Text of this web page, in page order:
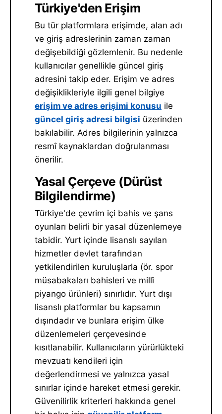
Türkiye'den Erişim
Bu tür platformlara erişimde, alan adı
ve giriş adreslerinin zaman zaman
değişebildiği gözlemlenir. Bu nedenle
kullanıcılar genellikle güncel giriş
adresini takip eder. Erişim ve adres
değişiklikleriyle ilgili genel bilgiye
erişim ve adres erişimi konusu ile
güncel giriş adresi bilgisi üzerinden
bakılabilir. Adres bilgilerinin yalnızca
resmî kaynaklardan doğrulanması
önerilir.
Yasal Çerçeve (Dürüst
Bilgilendirme)
Türkiye'de çevrim içi bahis ve şans
oyunları belirli bir yasal düzenlemeye
tabidir. Yurt içinde lisanslı sayılan
hizmetler devlet tarafından
yetkilendirilen kuruluşlarla (ör. spor
müsabakaları bahisleri ve millî
piyango ürünleri) sınırlıdır. Yurt dışı
lisanslı platformlar bu kapsamın
dışındadır ve bunlara erişim ülke
düzenlemeleri çerçevesinde
kısıtlanabilir. Kullanıcıların yürürlükteki
mevzuatı kendileri için
değerlendirmesi ve yalnızca yasal
sınırlar içinde hareket etmesi gerekir.
Güvenilirlik kriterleri hakkında genel